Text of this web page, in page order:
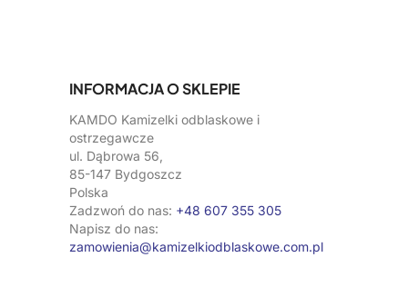
INFORMACJA O SKLEPIE
KAMDO Kamizelki odblaskowe i
ostrzegawcze
ul. Dąbrowa 56,
85-147 Bydgoszcz
Polska
Zadzwoń do nas: +48 607 355 305
Napisz do nas:
zamowienia@kamizelkiodblaskowe.com.pl